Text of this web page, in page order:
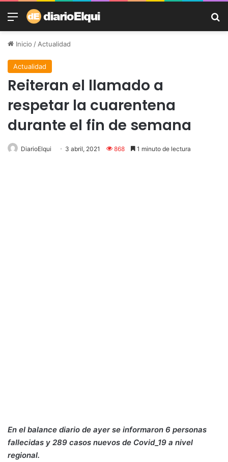
Menú
Inicio /Actualidad
Actualidad
Reiteran el llamado a
respetar la cuarentena
durante el fin de semana
DiarioElqui 3 abril, 2021 868 1 minuto de lectura
En el balance diario de ayer se informaron 6 personas
fallecidas y 289 casos nuevos de Covid_19 a nivel
regional.